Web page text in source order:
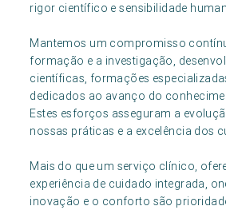
rigor científico e sensibilidade
Mantemos um compromisso
formação e a investigação,
científicas, formações
dedicados ao avanço do
Estes esforços asseguram a
nossas práticas e a excelência dos
Mais do que um serviço clínico,
experiência de cuidado integrada,
inovação e o conforto são